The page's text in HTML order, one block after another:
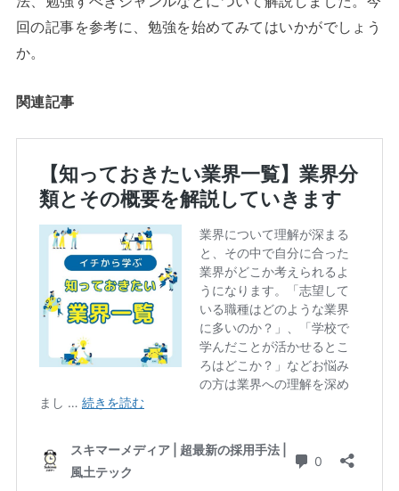
回の記事を参考に、勉強を始めてみてはいかがでしょう
か。
関連記事